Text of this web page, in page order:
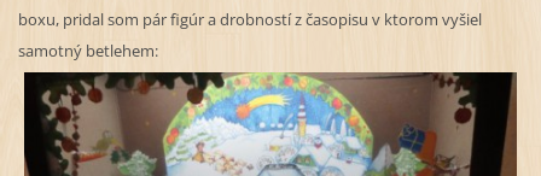
boxu, pridal som pár figúr a drobností z časopisu v ktorom vyšiel
samotný betlehem: